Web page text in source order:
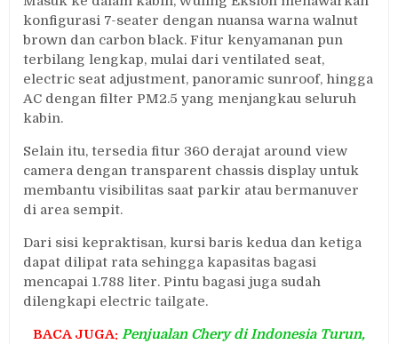
konfigurasi 7-seater dengan nuansa warna walnut
brown dan carbon black. Fitur kenyamanan pun
terbilang lengkap, mulai dari ventilated seat,
electric seat adjustment, panoramic sunroof, hingga
AC dengan filter PM2.5 yang menjangkau seluruh
kabin.
Selain itu, tersedia fitur 360 derajat around view
camera dengan transparent chassis display untuk
membantu visibilitas saat parkir atau bermanuver
di area sempit.
Dari sisi kepraktisan, kursi baris kedua dan ketiga
dapat dilipat rata sehingga kapasitas bagasi
mencapai 1.788 liter. Pintu bagasi juga sudah
dilengkapi electric tailgate.
BACA JUGA: Penjualan Chery di Indonesia Turun,